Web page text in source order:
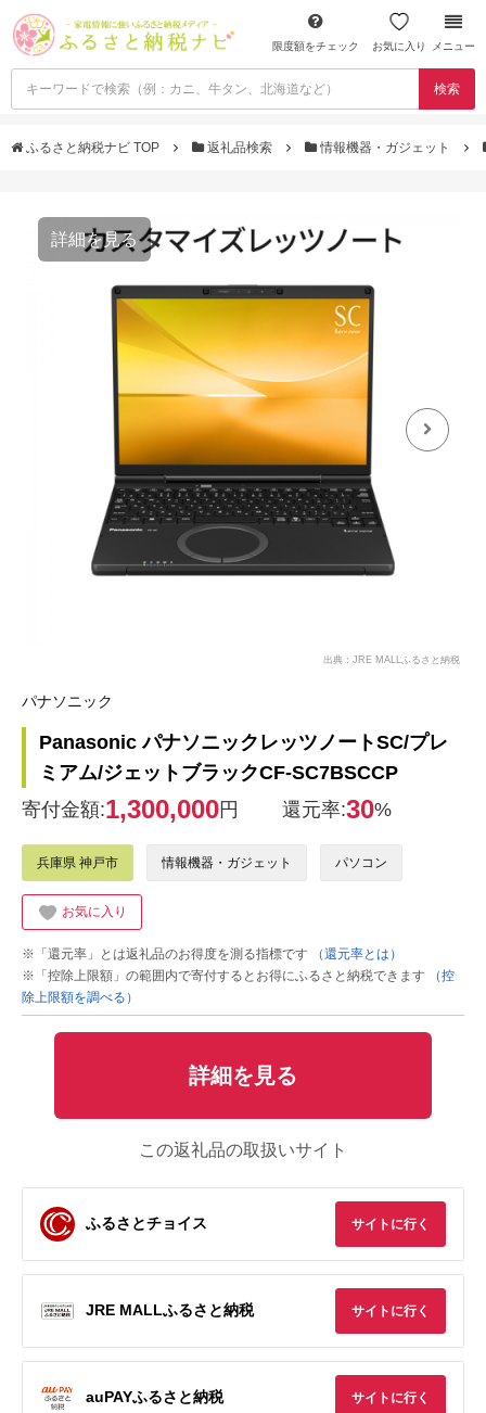
限度額をチェック お気に入り メニュー
検索
ふるさと納税ナビ TOP 返礼品検索 情報機器・ガジェット
詳細を見る
出典：JRE MALLふるさと納税
パナソニック
Panasonic パナソニックレッツノートSC/プレ
ミアム/ジェットブラックCF-SC7BSCCP
寄付金額:1,300,000円 還元率:30%
兵庫県 神戸市 情報機器・ガジェット パソコン
お気に入り
※「還元率」とは返礼品のお得度を測る指標です
（還元率とは）
※「控除上限額」の範囲内で寄付するとお得にふるさと納税できます
（控
除上限額を調べる）
詳細を見る
この返礼品の取扱いサイト
ふるさとチョイス サイトに行く
JRE MALLふるさと納税 サイトに行く
auPAYふるさと納税 サイトに行く